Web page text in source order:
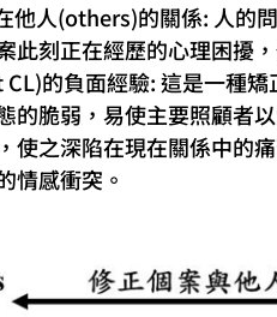
他人(others)的關係: 人的
此刻正在經歷的心理困擾
的負面經驗: 這是一種
的脆弱，易使主要照顧者
使之深陷在現在關係中的
情感衝突。